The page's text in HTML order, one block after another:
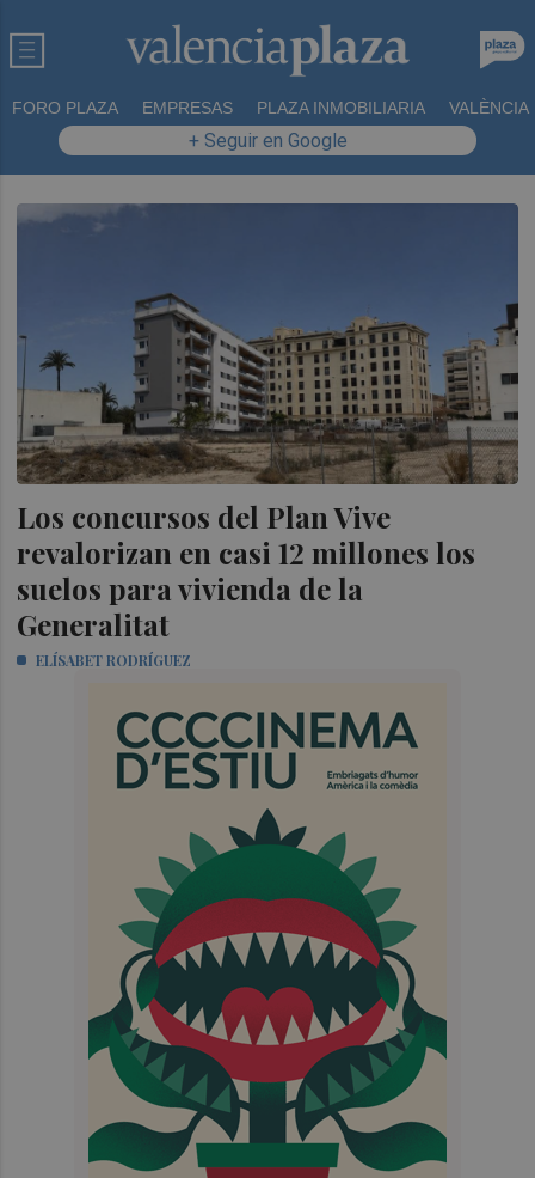
FORO PLAZA EMPRESAS PLAZA INMOBILIARIA VALÈNCIA
+ Seguir en Google
Los concursos del Plan Vive
revalorizan en casi 12 millones los
suelos para vivienda de la
Generalitat
ELÍSABET RODRÍGUEZ